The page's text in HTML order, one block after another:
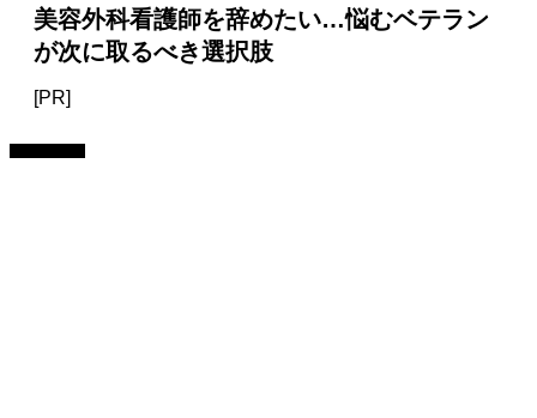
美容外科看護師を辞めたい…悩むベテラン
が次に取るべき選択肢
[PR]